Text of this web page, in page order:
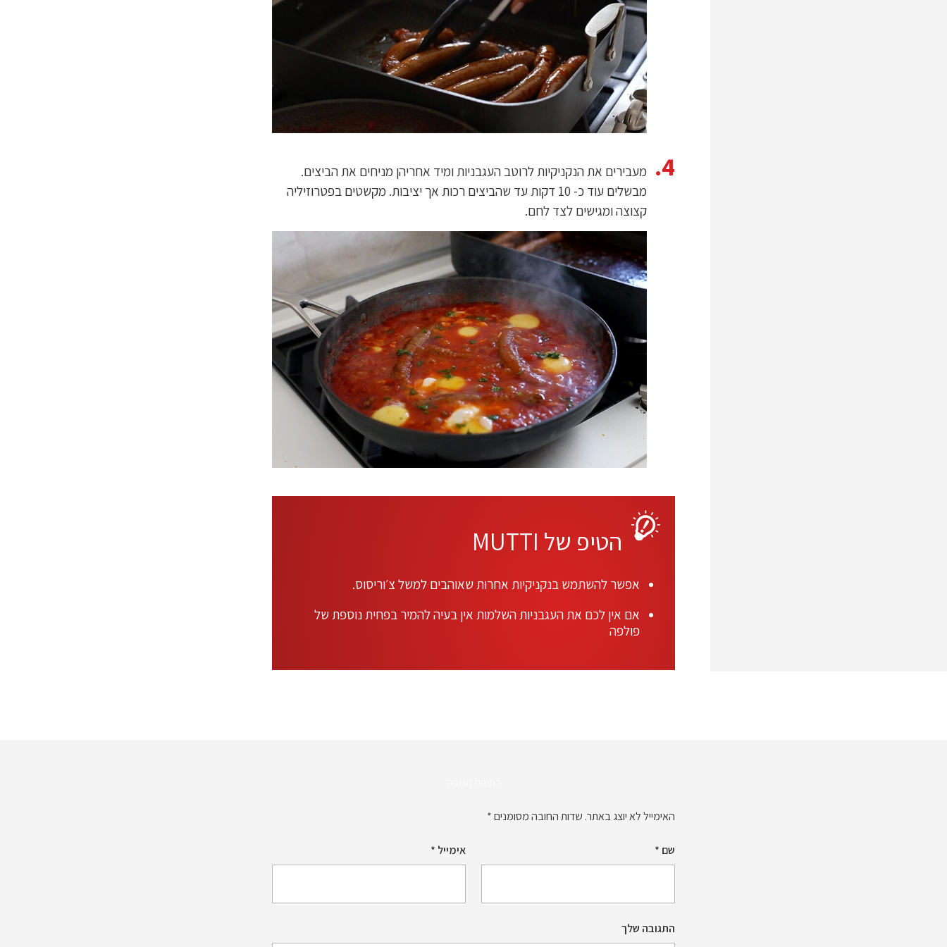
מעבירים את הנקניקיות לרוטב העגבניות ומיד אחריהן מניחים את הביצים.
מבשלים עוד כ- 10 דקות עד שהביצים רכות אך יציבות. מקשטים בפטרוזיליה
קצוצה ומגישים לצד לחם.
הטיפ של MUTTI
אפשר להשתמש בנקניקיות אחרות שאוהבים למשל צ׳וריסוס.
אם אין לכם את העגבניות השלמות אין בעיה להמיר בפחית נוספת של
פולפה
האימייל לא יוצג באתר. שדות החובה מסומנים*
שם * אימייל *
התגובה שלך